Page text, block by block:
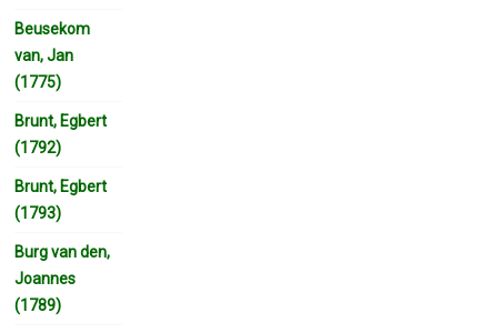
Beusekom
van, Jan
(1775)
Brunt, Egbert
(1792)
Brunt, Egbert
(1793)
Burg van den,
Joannes
(1789)